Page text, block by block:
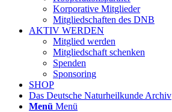
Korporative Mitglieder
Mitgliedschaften des DNB
AKTIV WERDEN
Mitglied werden
Mitgliedschaft schenken
Spenden
Sponsoring
SHOP
Das Deutsche Naturheilkunde Archiv
Menü Menü